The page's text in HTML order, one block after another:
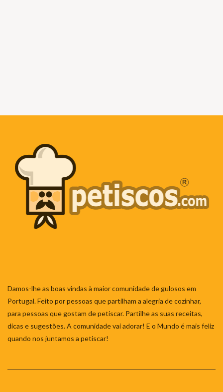
Damos-lhe as boas vindas à maior comunidade de gulosos em
Portugal. Feito por pessoas que partilham a alegria de cozinhar,
para pessoas que gostam de petiscar. Partilhe as suas receitas,
dicas e sugestões. A comunidade vai adorar! E o Mundo é mais feliz
quando nos juntamos a petiscar!